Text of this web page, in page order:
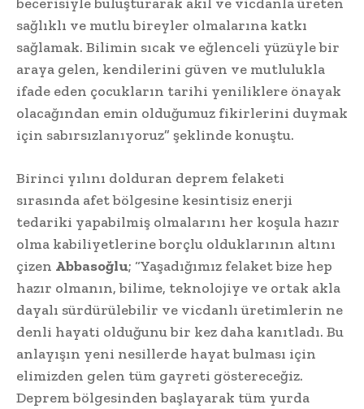
sağlıklı ve mutlu bireyler olmalarına katkı
sağlamak. Bilimin sıcak ve eğlenceli yüzüyle bir
araya gelen, kendilerini güven ve mutlulukla
ifade eden çocukların tarihi yeniliklere önayak
olacağından emin olduğumuz fikirlerini duymak
için sabırsızlanıyoruz” şeklinde konuştu.
Birinci yılını dolduran deprem felaketi
sırasında afet bölgesine kesintisiz enerji
tedariki yapabilmiş olmalarını her koşula hazır
olma kabiliyetlerine borçlu olduklarının altını
çizen Abbasoğlu; “Yaşadığımız felaket bize hep
hazır olmanın, bilime, teknolojiye ve ortak akla
dayalı sürdürülebilir ve vicdanlı üretimlerin ne
denli hayati olduğunu bir kez daha kanıtladı. Bu
anlayışın yeni nesillerde hayat bulması için
elimizden gelen tüm gayreti göstereceğiz.
Deprem bölgesinden başlayarak tüm yurda